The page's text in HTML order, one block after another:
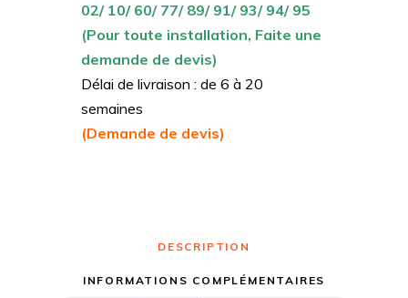
02/ 10/ 60/ 77/ 89/ 91/ 93/ 94/ 95
(Pour toute installation, Faite une
demande de devis)
Délai de livraison : de 6 à 20
semaines
(Demande de devis)
DESCRIPTION
INFORMATIONS COMPLÉMENTAIRES